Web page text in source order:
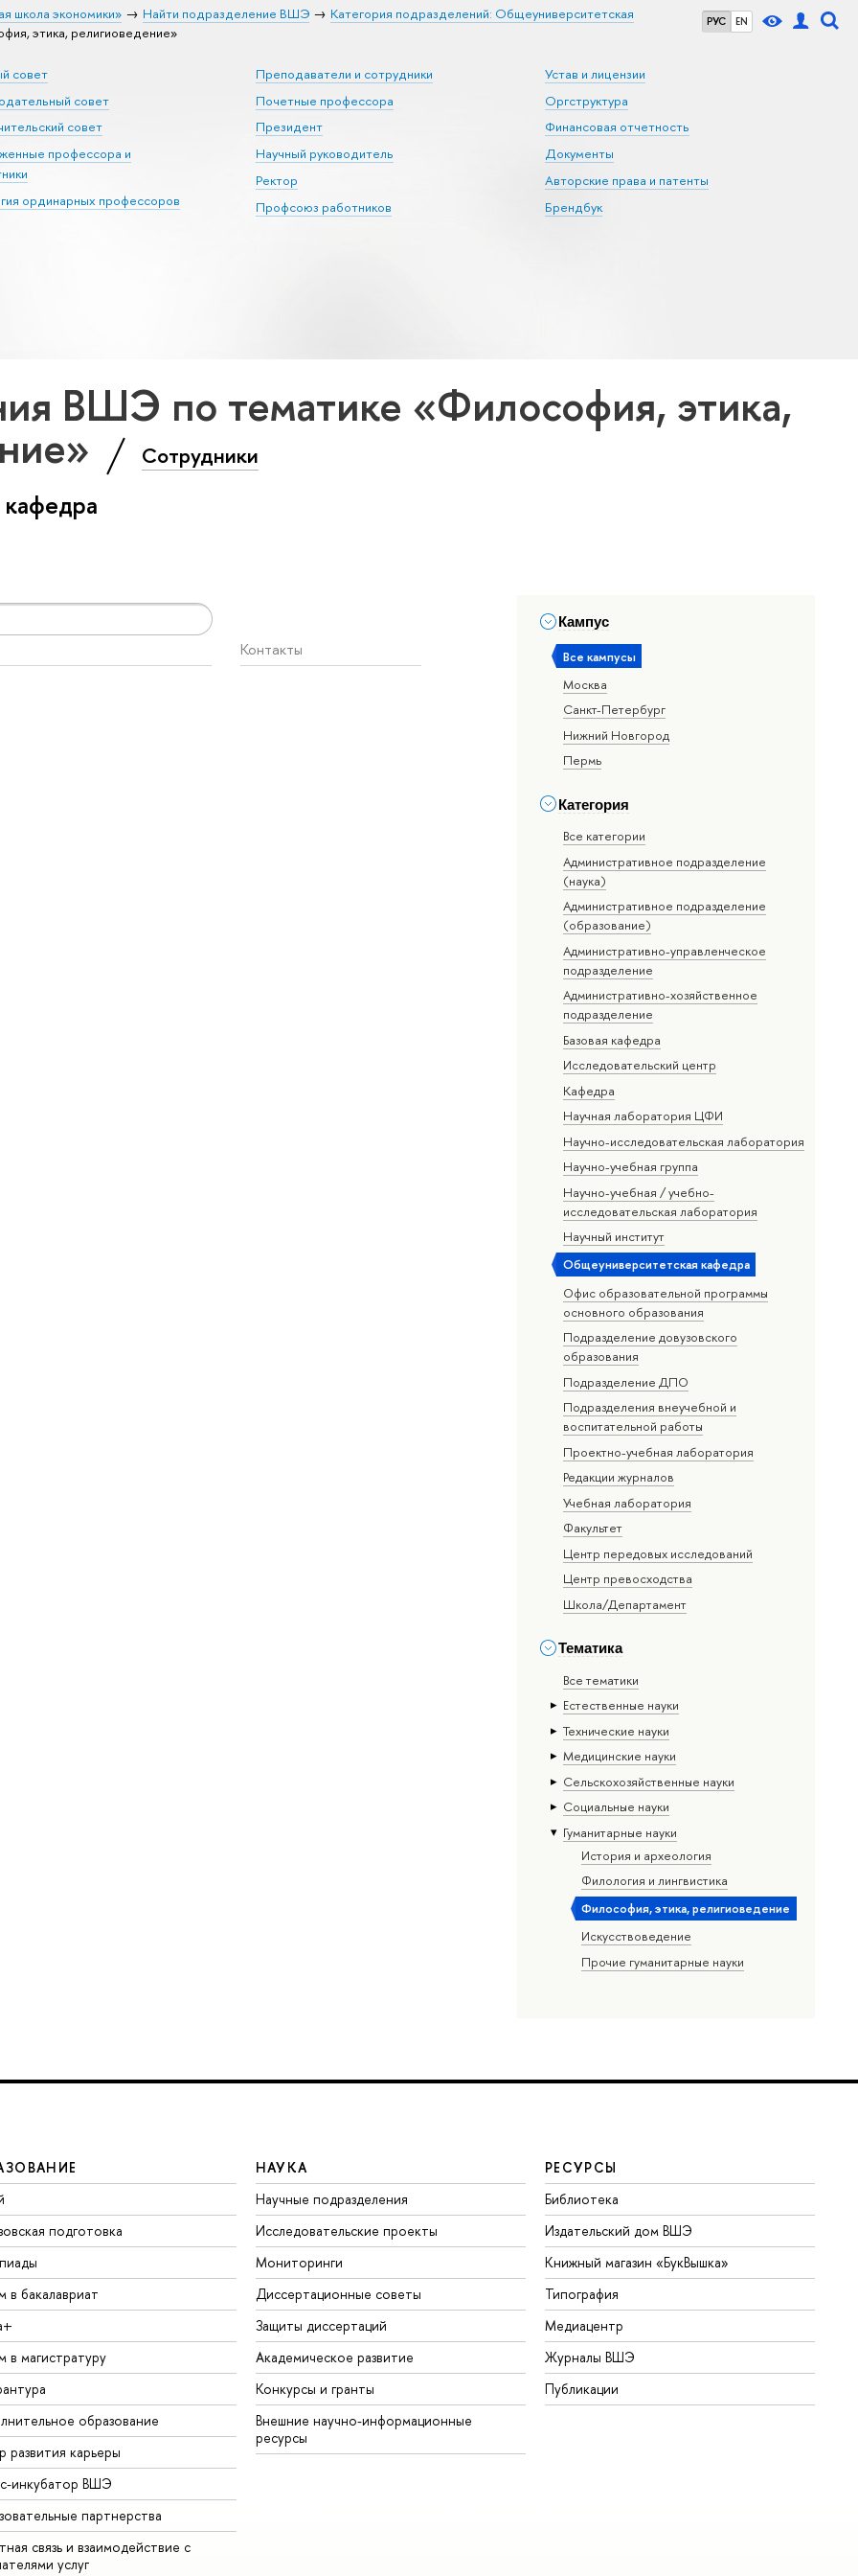
РУС EN
школа экономики» Найти подразделение ВШЭ
Категория подразделений: Общеуниверситетская
этика, религиоведение»
совет
совет
совет
профессора и
ординарных профессоров
Преподаватели и сотрудники
Почетные профессора
Президент
Научный руководитель
Ректор
Профсоюз работников
Устав и лицензии
Оргструктура
Финансовая отчетность
Документы
Авторские права и патенты
Брендбук
ВШЭ по тематике «Философия, этика,
Сотрудники
Кампус
Все кампусы
Москва
Санкт-Петербург
Нижний Новгород
Пермь
Категория
Все категории
Административное подразделение
(наука)
Административное подразделение
(образование)
Административно-управленческое
подразделение
Административно-хозяйственное
подразделение
Базовая кафедра
Исследовательский центр
Кафедра
Научная лаборатория ЦФИ
Научно-исследовательская лаборатория
Научно-учебная группа
Научно-учебная / учебно-
исследовательская лаборатория
Научный институт
Общеуниверситетская кафедра
Офис образовательной программы
основного образования
Подразделение довузовского
образования
Подразделение ДПО
Подразделения внеучебной и
воспитательной работы
Проектно-учебная лаборатория
Редакции журналов
Учебная лаборатория
Факультет
Центр передовых исследований
Центр превосходства
Школа/Департамент
Тематика
Все тематики
Естественные науки
Тех­ничес­кие науки
Медицинские науки
Сельскохозяйственные науки
Социальные науки
Гуманитарные науки
История и археология
Филология и лингвистика
Философия, этика, религиоведение
Искусствоведение
Прочие гуманитарные науки
Контакты
подготовка
в бакалавриат
в магистратуру
образование
развития карьеры
инкубатор ВШЭ
партнерства
связь и взаимодействие с
услуг
НАУКА
Научные подразделения
Исследовательские проекты
Мониторинги
Диссертационные советы
Защиты диссертаций
Академическое развитие
Конкурсы и гранты
Внешние научно-информационные
ресурсы
РЕСУРСЫ
Библиотека
Издательский дом ВШЭ
Книжный магазин «БукВышка»
Типография
Медиацентр
Журналы ВШЭ
Публикации